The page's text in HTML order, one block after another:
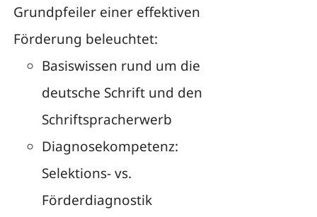
Grundpfeiler einer effektiven
Förderung beleuchtet:
Basiswissen rund um die
deutsche Schrift und den
Schriftspracherwerb
Diagnosekompetenz:
Selektions- vs.
Förderdiagnostik